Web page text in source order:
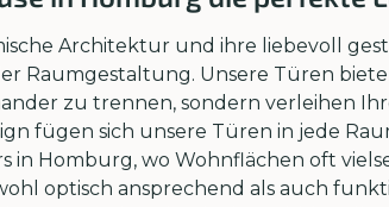
Architektur und ihre liebevoll
Raumgestaltung. Unsere Türen
zu trennen, sondern verleihen
fügen sich unsere Türen in jede
in Homburg, wo Wohnflächen oft
optisch ansprechend als auch